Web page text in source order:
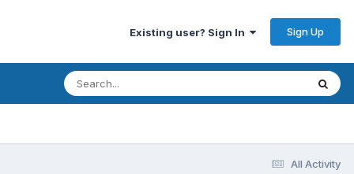
Existing user? Sign In Sign Up
All Activity